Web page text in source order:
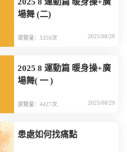
場舞 (二)
瀏覽量：5359次 2025/08/29
2025 8 運動篇 暖身操+廣
場舞( 一 )
瀏覽量：4427次 2025/08/29
患處如何找痛點